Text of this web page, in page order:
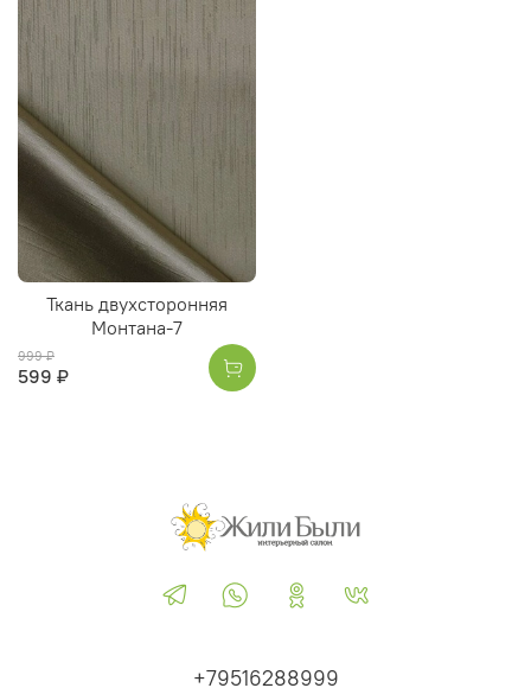
Ткань двухсторонняя
Монтана-7
999 ₽
599 ₽
+79516288999